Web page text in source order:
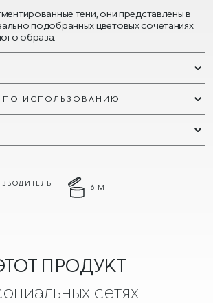
тени, они представлены в
подобранных цветовых сочетаниях
образа.
ПО ИСПОЛЬЗОВАНИЮ
6 М
ПРОДУКТ
сетях